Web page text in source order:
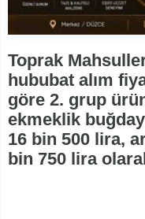
Toprak
hububat alım
göre 2. grup
ekmeklik
16 bin 500 lira,
bin 750 lira